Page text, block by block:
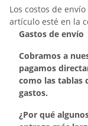
Los costos de
artículo esté en la
Gastos de envío
Cobramos a
pagamos
como las tablas
gastos.
¿Por qué